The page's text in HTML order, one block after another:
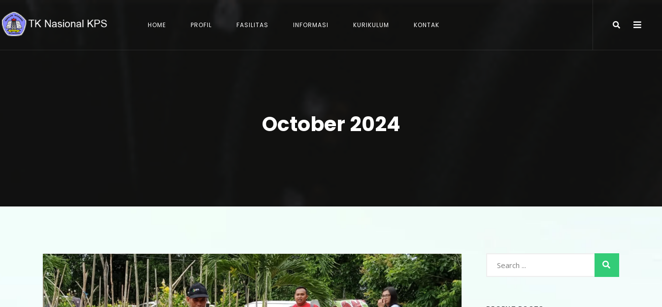
October 2024
HOME PROFIL FASILITAS INFORMASI KURIKULUM KONTAK